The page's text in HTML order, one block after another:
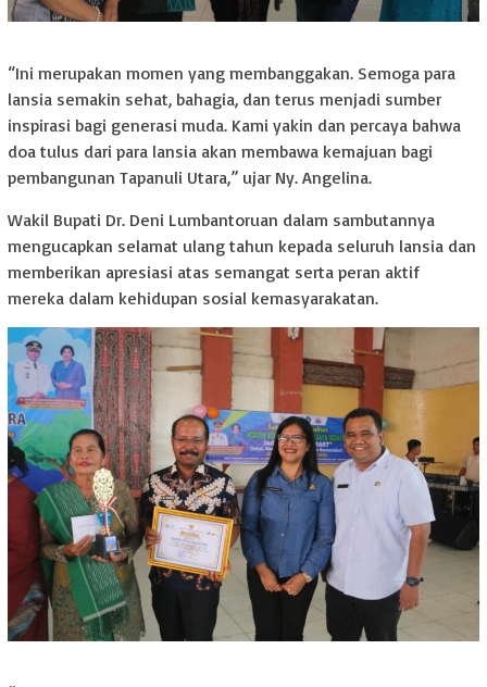
“Ini merupakan momen yang membanggakan. Semoga para
lansia semakin sehat, bahagia, dan terus menjadi sumber
inspirasi bagi generasi muda. Kami yakin dan percaya bahwa
doa tulus dari para lansia akan membawa kemajuan bagi
pembangunan Tapanuli Utara,” ujar Ny. Angelina.
Wakil Bupati Dr. Deni Lumbantoruan dalam sambutannya
mengucapkan selamat ulang tahun kepada seluruh lansia dan
memberikan apresiasi atas semangat serta peran aktif
mereka dalam kehidupan sosial kemasyarakatan.